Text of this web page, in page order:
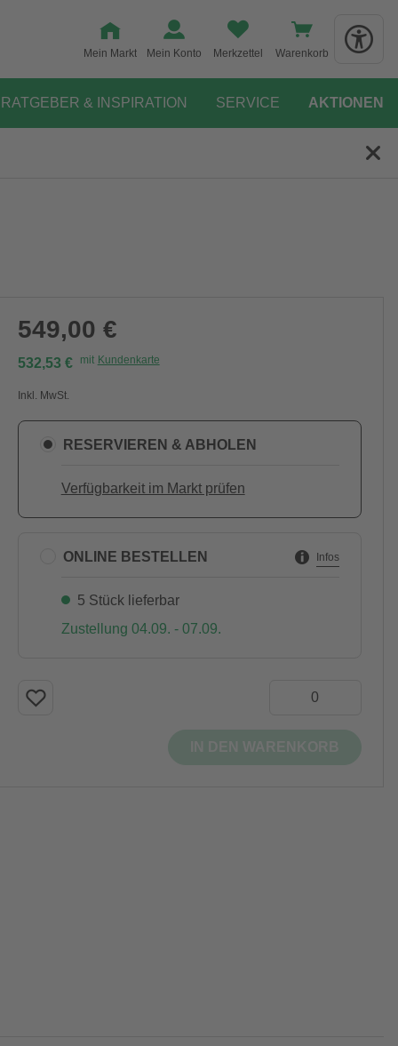
Mein Markt Mein Konto Merkzettel Warenkorb
RATGEBER & INSPIRATION SERVICE AKTIONEN
549,00 €
532,53 € mit Kundenkarte
Inkl. MwSt.
RESERVIEREN & ABHOLEN
Verfügbarkeit im Markt prüfen
ONLINE BESTELLEN Infos
5 Stück lieferbar
Zustellung 04.09. - 07.09.